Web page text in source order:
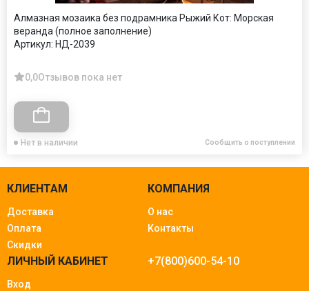
Алмазная мозаика без подрамника Рыжий Кот: Морская
веранда (полное заполнение)
Артикул: НД-2039
0,0Отзывов пока нет
Нет в наличии Сообщить о поступлении
КЛИЕНТАМ
Доставка
Оплата
Скидки
КОМПАНИЯ
О нас
Контакты
ЛИЧНЫЙ КАБИНЕТ
Вход
+7(800)600-54-10